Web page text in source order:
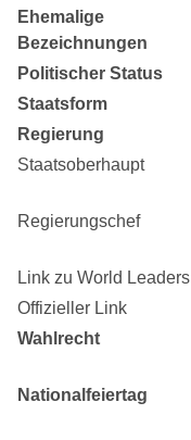
Ehemalige
Bezeichnungen
Politischer Status
Staatsform
Regierung
Staatsoberhaupt
Regierungschef
Link zu World Leaders
Offizieller Link
Wahlrecht
Nationalfeiertag